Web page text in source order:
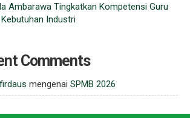
Ambarawa Tingkatkan Kompetensi Guru
Industri
Comments
mengenai SPMB 2026